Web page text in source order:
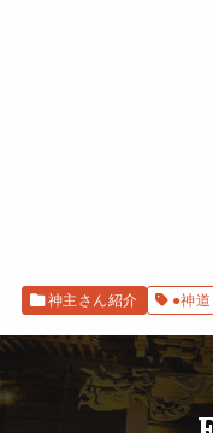
神主さん紹介 ●神道